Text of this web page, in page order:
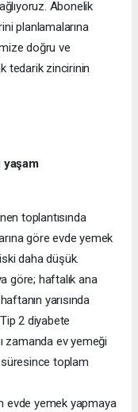
Abonelik
planlamalarına
doğru ve
tedarik zincirinin
yaşam
toplantısında
göre evde yemek
daha düşük.
göre; haftalık ana
yarısında
2 diyabete
zamanda ev yemeği
toplam
evde yemek yapmaya